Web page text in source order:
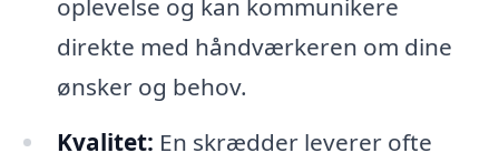
oplevelse og kan kommunikere
direkte med håndværkeren om dine
ønsker og behov.
Kvalitet: En skrædder leverer ofte